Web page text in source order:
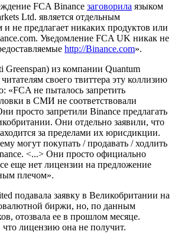
FCA Binance заговорила языком
Ltd. является отдельным
не предлагает никаких продуктов или
Уведомление FCA UK никак не
http://Binance.com».
из компании Quantum
читателям своего твиттера эту коллизию
«FCA не пыталось запретить
в СМИ не соответствовали
просто запретили Binance предлагать
Они отдельно заявили, что
за пределами их юрисдикции.
могут покупать / продавать / ходлить
<...> Они просто официально
еще нет лицензии на предложение
плечом».
подавала заявку в Великобритании на
биржи, но, по данным
отозвала ее в прошлом месяце.
лицензию она не получит.